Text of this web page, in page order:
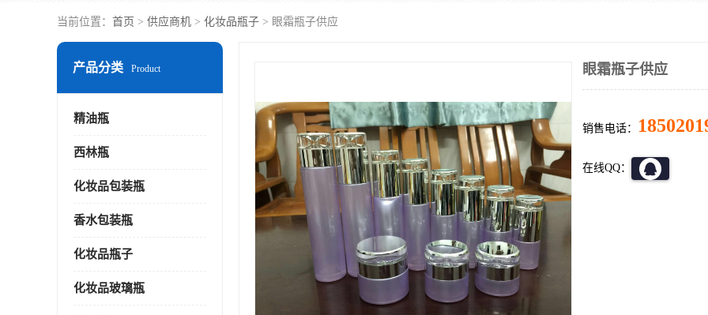
当前位置： 首页 > 供应商机 > 化妆品瓶子 > 眼霜瓶子供应
产品分类 Product
精油瓶
西林瓶
化妆品包装瓶
香水包装瓶
化妆品瓶子
化妆品玻璃瓶
眼霜瓶子供应
销售电话：
在线QQ：